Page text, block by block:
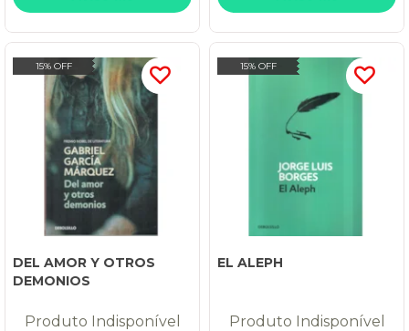
15% OFF
DEL AMOR Y OTROS
DEMONIOS
Produto Indisponível
15% OFF
EL ALEPH
Produto Indisponível